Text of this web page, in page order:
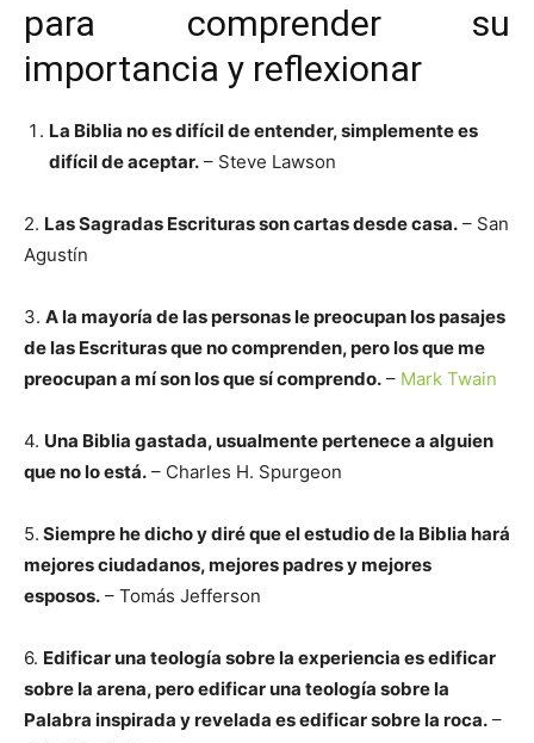
para comprender su
importancia y reflexionar
La Biblia no es difícil de entender, simplemente es
difícil de aceptar. – Steve Lawson
2. Las Sagradas Escrituras son cartas desde casa. – San
Agustín
3. A la mayoría de las personas le preocupan los pasajes
de las Escrituras que no comprenden, pero los que me
preocupan a mí son los que sí comprendo. – Mark Twain
4. Una Biblia gastada, usualmente pertenece a alguien
que no lo está. – Charles H. Spurgeon
5. Siempre he dicho y diré que el estudio de la Biblia hará
mejores ciudadanos, mejores padres y mejores
esposos. – Tomás Jefferson
6. Edificar una teología sobre la experiencia es edificar
sobre la arena, pero edificar una teología sobre la
Palabra inspirada y revelada es edificar sobre la roca. –